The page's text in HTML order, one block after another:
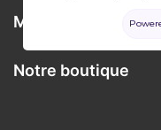
Mon compte
Notre boutique